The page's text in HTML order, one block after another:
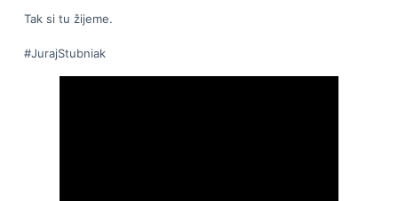
Tak si tu žijeme.
#JurajStubniak